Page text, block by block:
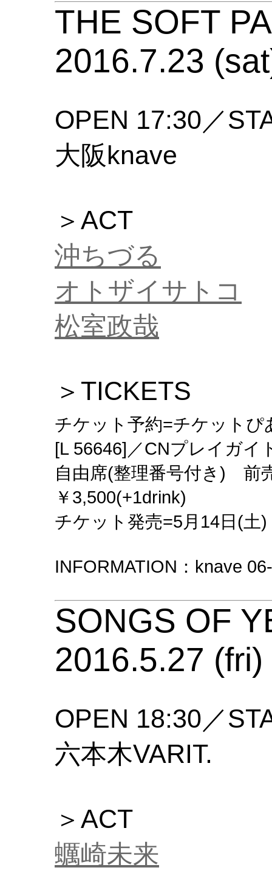
THE SOFT
2016.7.23
OPEN 17:30／
大阪knave
＞ACT
沖ちづる
オトザイサトコ
松室政哉
＞TICKETS
チケット予約=チケットぴ
[L 56646]／CNプレイガイ
自由席(整理番号付き) 前
￥3,500(+1drink)
チケット発売=5月14日(土)
INFORMATION：knave
SONGS OF
2016.5.27 (fri)
OPEN 18:30／
六本木VARIT.
＞ACT
蠣崎未来